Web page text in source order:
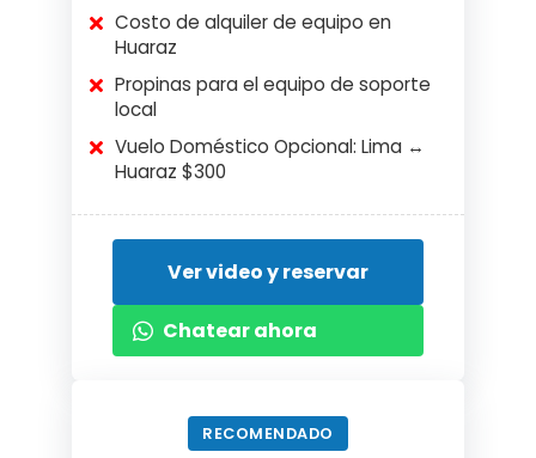
Costo de alquiler de equipo en
Huaraz
Propinas para el equipo de soporte
local
Vuelo Doméstico Opcional: Lima ↔
Huaraz $300
Ver video y reservar
Chatear ahora
RECOMENDADO